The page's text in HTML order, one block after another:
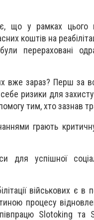
що у рамках цього
коштів на
перераховані
вже зараз? Перш за
ризики для
тим, хто зазнав
грають
успішної
військових є в
процесу
Slotoking та